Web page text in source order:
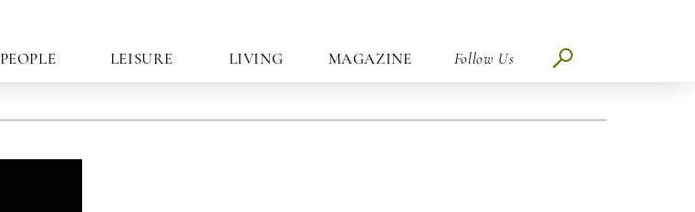
PEOPLE LEISURE LIVING MAGAZINE Follow Us